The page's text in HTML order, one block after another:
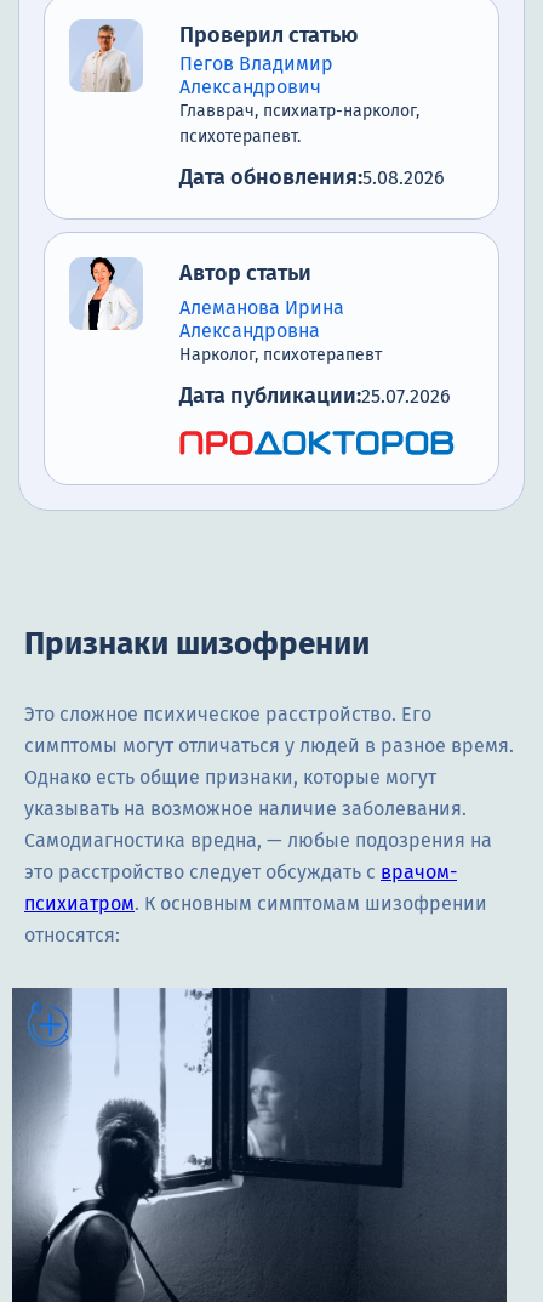
Проверил статью
Пегов Владимир
Александрович
Главврач, психиатр-нарколог,
психотерапевт.
Дата обновления:5.08.2026
Автор статьи
Алеманова Ирина
Александровна
Нарколог, психотерапевт
Дата публикации:25.07.2026
Признаки шизофрении
Это сложное психическое расстройство. Его
симптомы могут отличаться у людей в разное время.
Однако есть общие признаки, которые могут
указывать на возможное наличие заболевания.
Самодиагностика вредна, — любые подозрения на
это расстройство следует обсуждать с врачом-
психиатром. К основным симптомам шизофрении
относятся: